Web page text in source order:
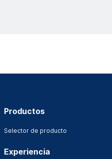
Productos
Selector de producto
Experiencia